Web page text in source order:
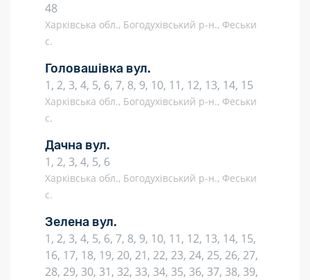
48
Харківська обл., Богодухівський р-н., Феськи
с.
Головашівка вул.
1, 2, 3, 4, 5, 6, 7, 8, 9, 10, 11, 12, 13, 14, 15
Харківська обл., Богодухівський р-н., Феськи
с.
Дачна вул.
1, 2, 3, 4, 5, 6
Харківська обл., Богодухівський р-н., Феськи
с.
Зелена вул.
1, 2, 3, 4, 5, 6, 7, 8, 9, 10, 11, 12, 13, 14, 15,
16, 17, 18, 19, 20, 21, 22, 23, 24, 25, 26, 27,
28, 29, 30, 31, 32, 33, 34, 35, 36, 37, 38, 39,